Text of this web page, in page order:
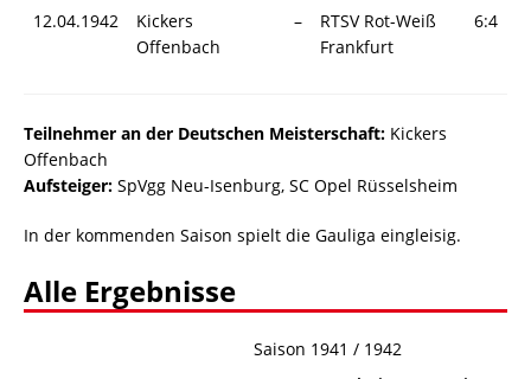
12.04.1942
Kickers
Offenbach
–
RTSV Rot-Weiß
Frankfurt
6:4
Teilnehmer an der Deutschen Meisterschaft: Kickers
Offenbach
Aufsteiger: SpVgg Neu-Isenburg, SC Opel Rüsselsheim
In der kommenden Saison spielt die Gauliga eingleisig.
Alle Ergebnisse
Saison 1941 / 1942